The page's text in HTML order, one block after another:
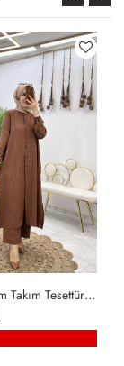
Kahve Didem Takım Tesettür Giyim Kahverengi